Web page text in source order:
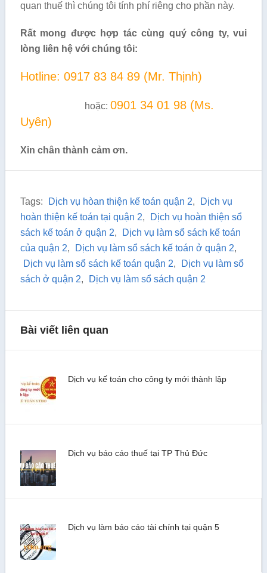
quan thuế thì chúng tôi tính phí riêng cho phần này.
Rất mong được hợp tác cùng quý công ty, vui
lòng liên hệ với chúng tôi:
Hotline: 0917 83 84 89 (Mr. Thịnh)
hoặc: 0901 34 01 98 (Ms.
Uyên)
Xin chân thành cảm ơn.
Tags: Dịch vụ hòan thiện kế toán quận 2,
Dịch vụ
hoàn thiện kế toán tại quận 2,
Dịch vụ hoàn thiện sổ
sách kế toán ở quận 2,
Dịch vụ làm sổ sách kế toán
của quận 2, Dịch vụ làm sổ sách kế toán ở quận 2,
Dịch vụ làm sổ sách kế toán quận 2,
Dịch vụ làm sổ
sách ở quận 2, Dịch vụ làm sổ sách quận 2
Bài viết liên quan
Dịch vụ kế toán cho công ty mới thành lập
Dịch vụ báo cáo thuế tại TP Thủ Đức
Dịch vụ làm báo cáo tài chính tại quận 5